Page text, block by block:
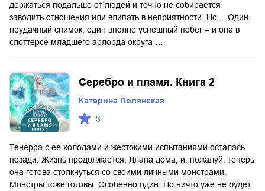
держаться подальше от людей и точно не собирается
заводить отношения или влипать в неприятности. Но… Один
неудачный снимок, один вполне успешный побег – и она в
слоттерсе младшего арлорда округа …
Серебро и пламя. Книга 2
Катерина Полянская
3
Тенерра с ее холодами и жестокими испытаниями осталась
позади. Жизнь продолжается. Ллана дома, и, пожалуй, теперь
она готова столкнуться со своими личными монстрами.
Монстры тоже готовы. Особенно один. Но ничто уже не будет